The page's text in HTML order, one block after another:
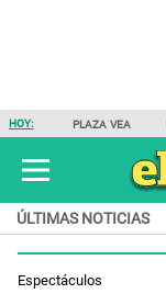
HOY: PLAZA VEA
ÚLTIMAS NOTICIAS
Espectáculos